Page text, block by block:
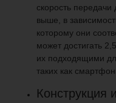
скорость
выше, в
которому они
может достигать
их подходящими
таких как
Конструкция